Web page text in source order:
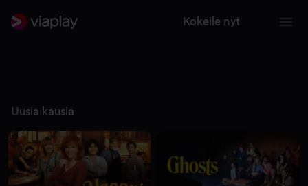
Kokeile nyt
Uusia kausia